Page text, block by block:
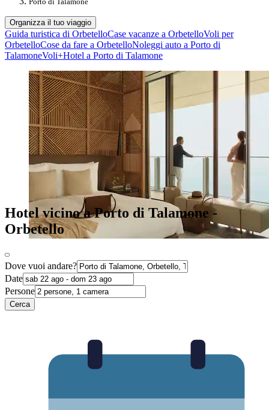
Organizza il tuo viaggio
Guida turistica di OrbetelloCase vacanze a OrbetelloVoli per
OrbetelloCose da fare a OrbetelloNoleggi auto a Porto di
TalamoneVoli+Hotel a Porto di Talamone
Hotel vicino a Porto di Talamone -
Orbetello
Dove vuoi andare?
Date
Persone
Cerca